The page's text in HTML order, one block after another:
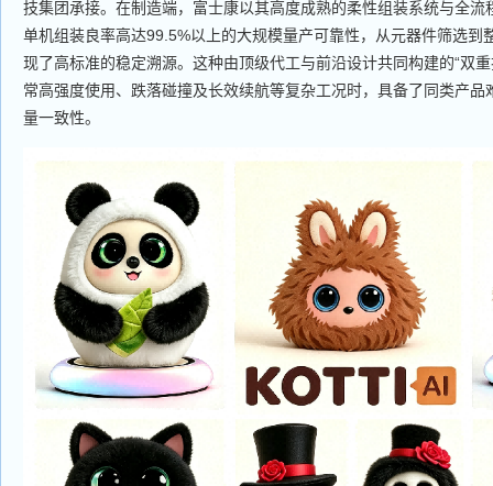
技集团承接。在制造端，富士康以其高度成熟的柔性组装系统与全流
单机组装良率高达99.5%以上的大规模量产可靠性，从元器件筛选到
现了高标准的稳定溯源。这种由顶级代工与前沿设计共同构建的“双
常高强度使用、跌落碰撞及长效续航等复杂工况时，具备了同类产品
量一致性。